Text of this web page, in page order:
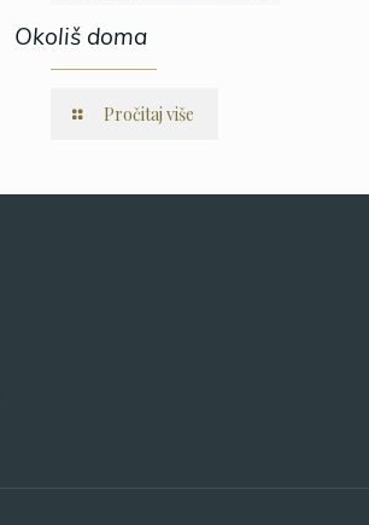
Okoliš doma
Pročitaj više